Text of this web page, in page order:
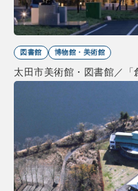
図書館 博物館・美術館
太田市美術館・図書館／